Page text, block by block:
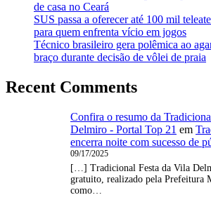
de casa no Ceará
SUS passa a oferecer até 100 mil
para quem enfrenta vício em jogos
Técnico brasileiro gera polêmica ao
braço durante decisão de vôlei de praia
Recent Comments
Confira o resumo da
Delmiro - Portal Top 21 em
encerra noite com sucesso de
09/17/2025
[…] Tradicional Festa da Vila
gratuito, realizado pela Prefeitura
como…